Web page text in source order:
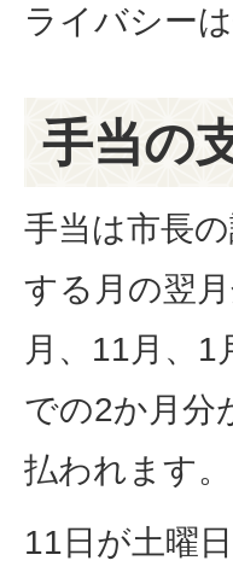
ライバシー
手当の
手当は市長
する月の翌
月、11月、
での2か月分
払われます。
11日が土曜